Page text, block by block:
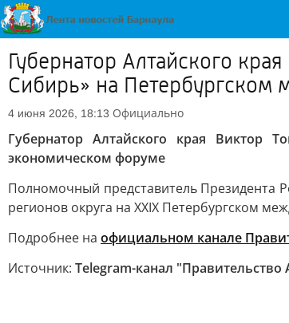
Губернатор Алтайского
Сибирь» на
4 июня 2026, 18:13 Официально
Губернатор Алтайского края Виктор
экономическом форуме
Полномочный представитель Президента
регионов округа на ХXIX Петербургском
Подробнее на официальном канале
Источник: Telegram-канал "Правительство